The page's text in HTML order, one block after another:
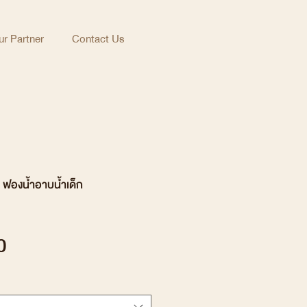
องน้ำอาบน้ำเด็ก
Price
Partner Contact Us